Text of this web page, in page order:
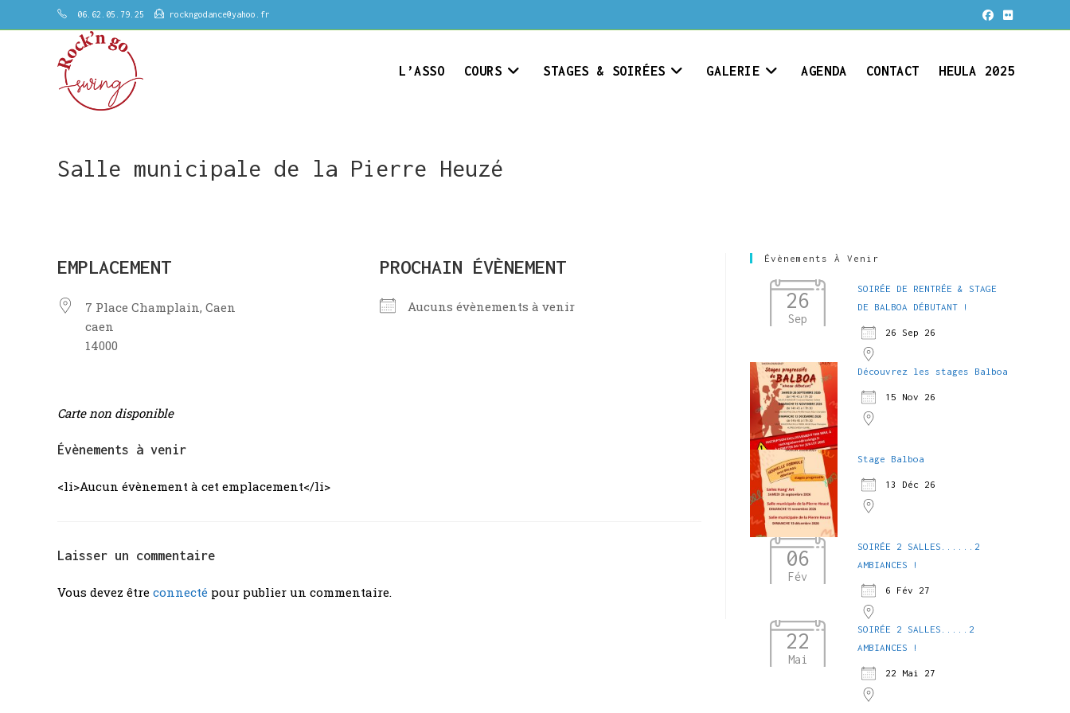
to
06.62.05.79.25 rockngodance@yahoo.fr
L’ASSO COURS STAGES & SOIRÉES GALERIE AGENDA CONTACT HEULA 2025
Salle municipale de la Pierre Heuzé
EMPLACEMENT
7 Place Champlain, Caen
caen
14000
PROCHAIN ÉVÈNEMENT
Aucuns évènements à venir
Carte non disponible
Évènements à venir
<li>Aucun évènement à cet emplacement</li>
Laisser un commentaire
Vous devez être connecté pour publier un commentaire.
Évènements À Venir
26
Sep
SOIRÉE DE RENTRÉE & STAGE
DE BALBOA DÉBUTANT !
26 Sep 26
Découvrez les stages Balboa
15 Nov 26
Stage Balboa
13 Déc 26
06
Fév
SOIRÉE 2 SALLES......2
AMBIANCES !
6 Fév 27
22
Mai
SOIRÉE 2 SALLES.....2
AMBIANCES !
22 Mai 27